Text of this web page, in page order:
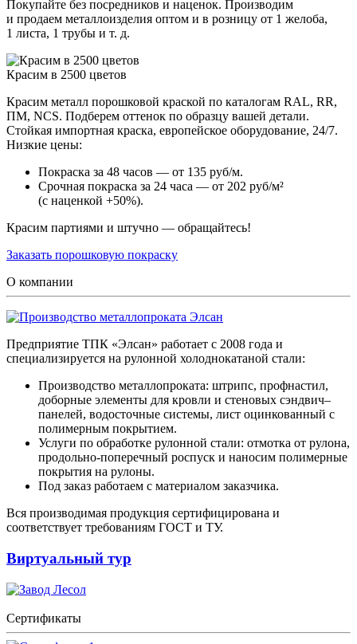
Покупайте без посредников и наценок. Производим
и продаем металлоизделия оптом и в розницу от 1 желоба,
1 листа, 1 трубы и т. д.
Красим в 2500 цветов
Красим металл порошковой краской по каталогам RAL, RR,
ПМ, NCS. Подберем оттенок по образцу вашей детали.
Стойкая импортная краска, европейское оборудование, 24/7.
Низкие цены:
Покраска за 48 часов — от 135 руб/м.
Срочная покраска за 24 часа — от 202 руб/м²
(с наценкой +50%).
Красим партиями и штучно — обращайтесь!
Заказать порошковую покраску
О компании
Предприятие ТПК «Элсан» работает с 2008 года и
специализируется на рулонной холоднокатаной стали:
Производство металлопроката: штрипс, профнастил,
доборные элементы для кровли и стеновых сэндвич–
панелей, водосточные системы, лист оцинкованный с
полимерным покрытием.
Услуги по обработке рулонной стали: отмотка от рулона,
продольно-поперечный роспуск и наносим полимерные
покрытия на рулоны.
Под заказ работаем с материалом заказчика.
Вся производимая продукция сертифицирована и
соответствует требованиям ГОСТ и ТУ.
Виртуальный тур
Сертификаты